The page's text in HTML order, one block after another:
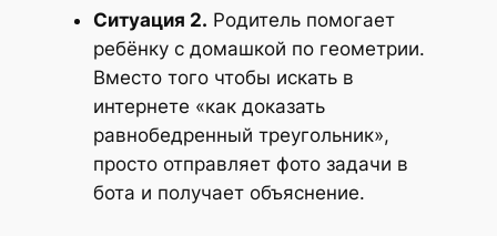
Ситуация 2. Родитель помогает
ребёнку с домашкой по геометрии.
Вместо того чтобы искать в
интернете «как доказать
равнобедренный треугольник»,
просто отправляет фото задачи в
бота и получает объяснение.